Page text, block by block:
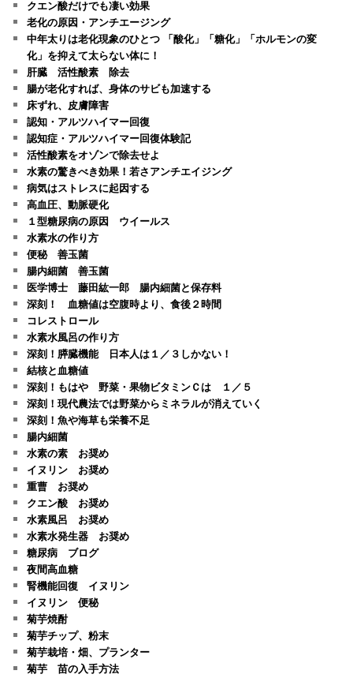
クエン酸だけでも凄い効果
老化の原因・アンチエージング
中年太りは老化現象のひとつ 「酸化」「糖化」「ホルモンの変
化」を抑えて太らない体に！
肝臓 活性酸素 除去
腸が老化すれば、身体のサビも加速する
床ずれ、皮膚障害
認知・アルツハイマー回復
認知症・アルツハイマー回復体験記
活性酸素をオゾンで除去せよ
水素の驚きべき効果！若さアンチエイジング
病気はストレスに起因する
高血圧、動脈硬化
１型糖尿病の原因 ウイールス
水素水の作り方
便秘 善玉菌
腸内細菌 善玉菌
医学博士 藤田紘一郎 腸内細菌と保存料
深刻！ 血糖値は空腹時より、食後２時間
コレストロール
水素水風呂の作り方
深刻！膵臓機能 日本人は１／３しかない！
結核と血糖値
深刻！もはや 野菜・果物ビタミンＣは １／５
深刻！現代農法では野菜からミネラルが消えていく
深刻！魚や海草も栄養不足
腸内細菌
水素の素 お奨め
イヌリン お奨め
重曹 お奨め
クエン酸 お奨め
水素風呂 お奨め
水素水発生器 お奨め
糖尿病 ブログ
夜間高血糖
腎機能回復 イヌリン
イヌリン 便秘
菊芋焼酎
菊芋チップ、粉末
菊芋栽培・畑、プランター
菊芋 苗の入手方法